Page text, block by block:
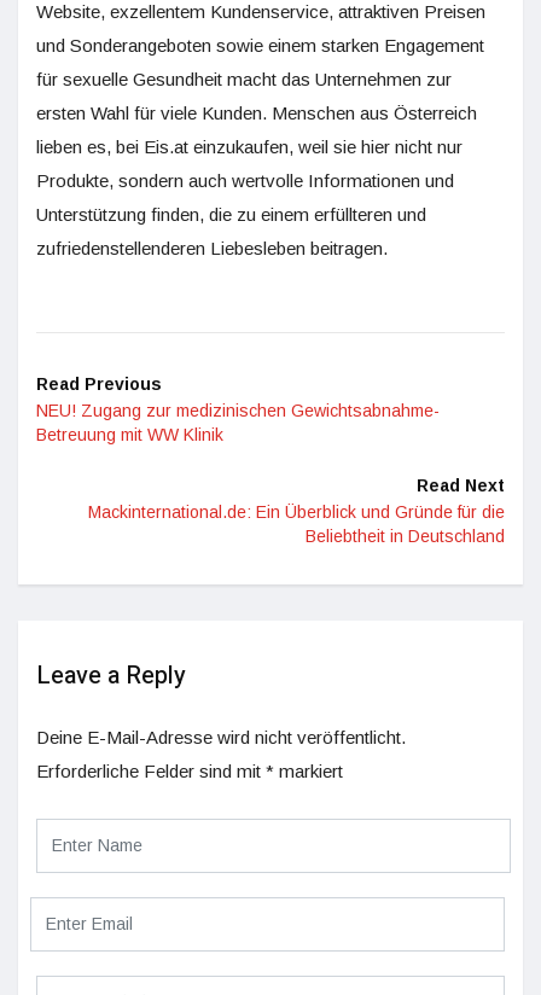
Website, exzellentem Kundenservice, attraktiven Preisen
und Sonderangeboten sowie einem starken Engagement
für sexuelle Gesundheit macht das Unternehmen zur
ersten Wahl für viele Kunden. Menschen aus Österreich
lieben es, bei Eis.at einzukaufen, weil sie hier nicht nur
Produkte, sondern auch wertvolle Informationen und
Unterstützung finden, die zu einem erfüllteren und
zufriedenstellenderen Liebesleben beitragen.
Read Previous
NEU! Zugang zur medizinischen Gewichtsabnahme-
Betreuung mit WW Klinik
Read Next
Mackinternational.de: Ein Überblick und Gründe für die
Beliebtheit in Deutschland
Leave a Reply
Deine E-Mail-Adresse wird nicht veröffentlicht.
Erforderliche Felder sind mit * markiert